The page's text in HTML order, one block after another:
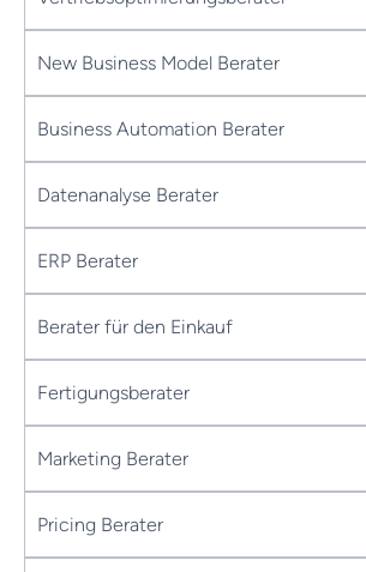
New Business Model Berater
Business Automation Berater
Datenanalyse Berater
ERP Berater
Berater für den Einkauf
Fertigungsberater
Marketing Berater
Pricing Berater